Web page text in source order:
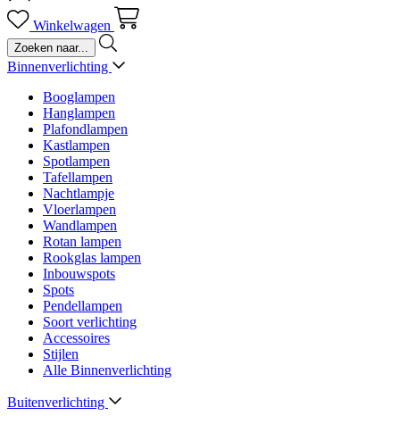
Winkelwagen
Binnenverlichting
Booglampen
Hanglampen
Plafondlampen
Kastlampen
Spotlampen
Tafellampen
Nachtlampje
Vloerlampen
Wandlampen
Rotan lampen
Rookglas lampen
Inbouwspots
Spots
Pendellampen
Soort verlichting
Accessoires
Stijlen
Alle Binnenverlichting
Buitenverlichting